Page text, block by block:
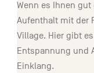
Wenn es Ihnen
Aufenthalt mit der
Village. Hier gibt
Entspannung und
Einklang.